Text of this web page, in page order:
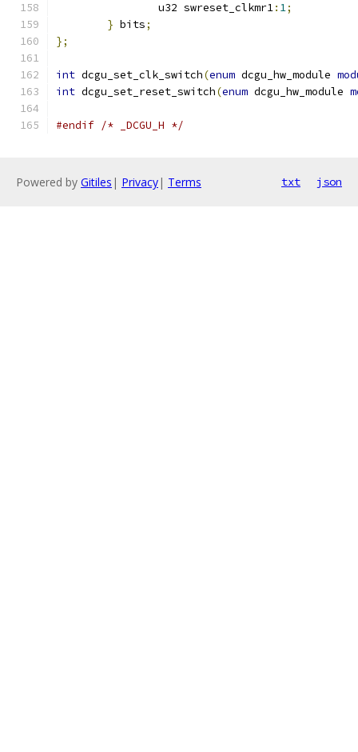
		u32 swreset_clkmr1
: 1;
} bits;
};
int dcgu_set_clk_switch(enum dcgu_hw_module
int dcgu_set_reset_switch(enum dcgu_hw_module
#endif /* _DCGU_H */
Powered by Gitiles | Privacy| Terms txt json